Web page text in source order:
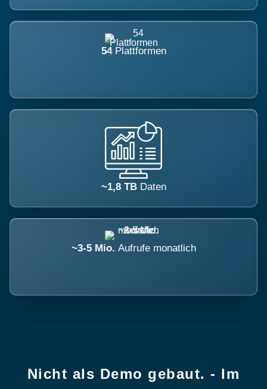
54 Plattformen
~1,8 TB Daten
~3-5 Mio. Aufrufe monatlich
Nicht als Demo gebaut. - Im